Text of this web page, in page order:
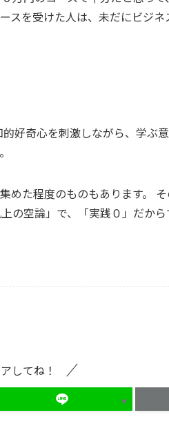
スを受けた人は、未だにビジネ
好奇心を刺激しながら、学ぶ
めた程度のものもあります。
の空論」で、「実践０」だか
してね！